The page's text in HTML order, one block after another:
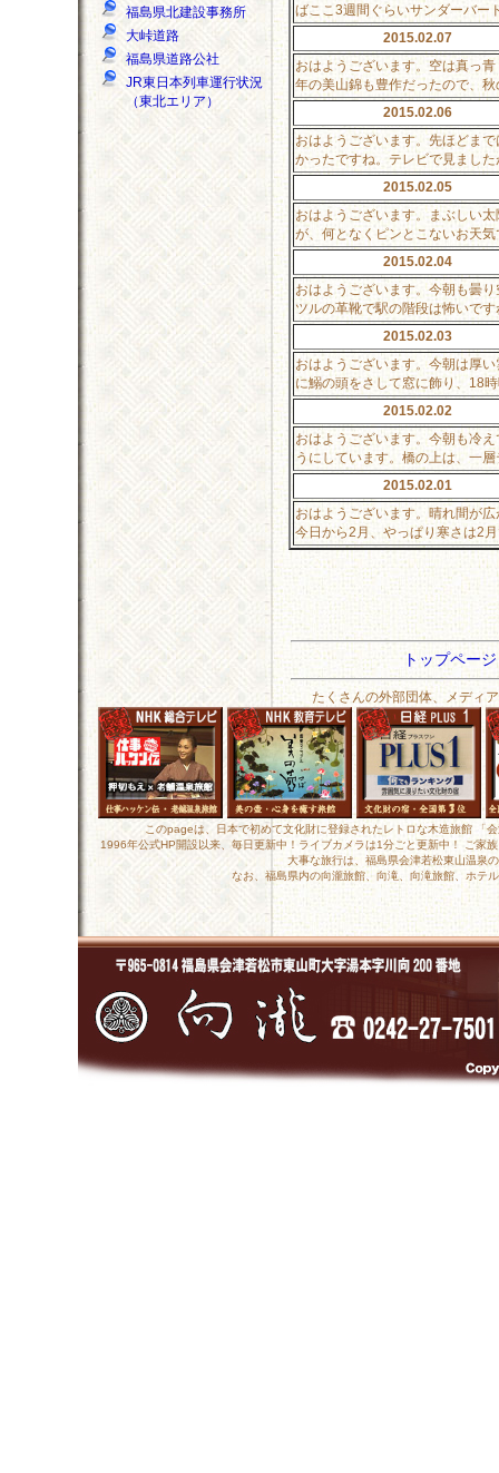
福島県北建設事務所
大峠道路
福島県道路公社
JR東日本列車運行状況
（東北エリア）
ばここ3週間ぐらいサンダーバー
2015.02.07
おはようございます。空は真っ
年の美山錦も豊作だったので、
2015.02.06
おはようございます。先ほどま
かったですね。テレビで見まし
2015.02.05
おはようございます。まぶしい
が、何となくピンとこないお天
2015.02.04
おはようございます。今朝も曇
ツルの革靴で駅の階段は怖いで
2015.02.03
おはようございます。今朝は厚
に鰯の頭をさして窓に飾り、18
2015.02.02
おはようございます。今朝も冷
うにしています。橋の上は、一
2015.02.01
おはようございます。晴れ間が
今日から2月、やっぱり寒さは2
トップペー
たくさんの外部団体、メディ
このpageは、日本で初めて文化財に登録されたレトロな木造旅館
1996年公式HP開設以来、毎日更新中！ライブカメラは1分ごと更新中！ ご家
大事な旅行は、福島県会津若松東山温泉
なお、福島県内の向瀧旅館、向滝、向滝旅館、ホテ